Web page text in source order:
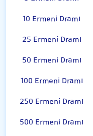
10 Ermeni Dramı
25 Ermeni Dramı
50 Ermeni Dramı
100 Ermeni Dramı
250 Ermeni Dramı
500 Ermeni Dramı